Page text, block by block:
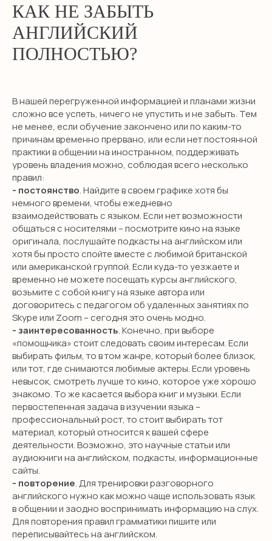
КАК НЕ ЗАБЫТЬ
АНГЛИЙСКИЙ
ПОЛНОСТЬЮ?
В нашей перегруженной информацией и планами жизни
сложно все успеть, ничего не упустить и не забыть. Тем
не менее, если обучение закончено или по каким-то
причинам временно прервано, или если нет постоянной
практики в общении на иностранном, поддерживать
уровень владения можно, соблюдая всего несколько
правил:
- постоянство. Найдите в своем графике хотя бы
немного времени, чтобы ежедневно
взаимодействовать с языком. Если нет возможности
общаться с носителями – посмотрите кино на языке
оригинала, послушайте подкасты на английском или
хотя бы просто спойте вместе с любимой британской
или американской группой. Если куда-то уезжаете и
временно не можете посещать курсы английского,
возьмите с собой книгу на языке автора или
договоритесь с педагогом об удаленных занятиях по
Skype или Zoom – сегодня это очень модно.
- заинтересованность. Конечно, при выборе
«помощника» стоит следовать своим интересам. Если
выбирать фильм, то в том жанре, который более близок,
или тот, где снимаются любимые актеры. Если уровень
невысок, смотреть лучше то кино, которое уже хорошо
знакомо. То же касается выбора книг и музыки. Если
первостепенная задача в изучении языка –
профессиональный рост, то стоит выбирать тот
материал, который относится к вашей сфере
деятельности. Возможно, это научные статьи или
аудиокниги на английском, подкасты, информационные
сайты.
- повторение. Для тренировки разговорного
английского нужно как можно чаще использовать язык
в общении и заодно воспринимать информацию на слух.
Для повторения правил грамматики пишите или
переписывайтесь на английском.